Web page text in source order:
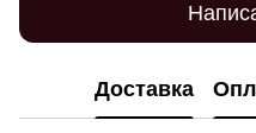
Доставка